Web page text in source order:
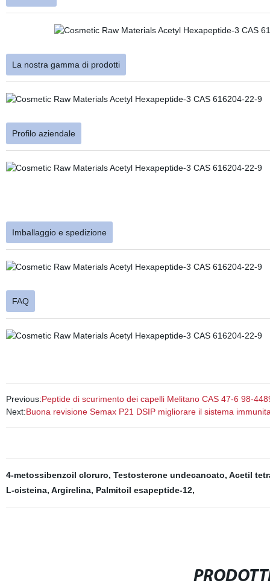
La nostra gamma di prodotti
Profilo aziendale
Imballaggio e spedizione
FAQ
Previous:Peptide di scurimento dei capelli Melitano CAS 47-6 98-
Next:Buona revisione Semax P21 DSIP migliorare il sistema
4-metossibenzoil cloruro, Testosterone undecanoato, Acetil
L-cisteina, Argirelina, Palmitoil esapeptide-12,